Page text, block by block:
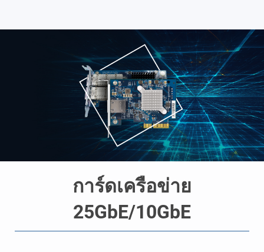
การ์ดเครือข่าย
25GbE/10GbE